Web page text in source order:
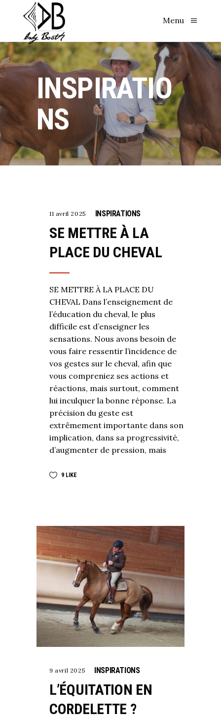
Menu
INSPIRATIO
NS
11 avril 2025 INSPIRATIONS
SE METTRE À LA
PLACE DU CHEVAL
SE METTRE À LA PLACE DU
CHEVAL Dans l’enseignement de
l’éducation du cheval, le plus
difficile est d’enseigner les
sensations. Nous avons besoin de
vous faire ressentir l’incidence de
vos gestes sur le cheval, afin que
vous compreniez ses actions et
réactions, mais surtout, comment
lui inculquer la bonne réponse. La
précision du geste est
extrêmement importante dans son
implication, dans sa progressivité,
d’augmenter de pression, mais
9 LIKE
9 avril 2025 INSPIRATIONS
L’ÉQUITATION EN
CORDELETTE ?